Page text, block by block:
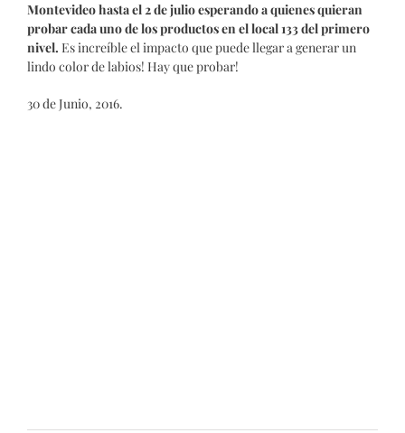
Montevideo hasta el 2 de julio esperando a quienes quieran
probar cada uno de los productos en el local 133 del primero
nivel. Es increíble el impacto que puede llegar a generar un
lindo color de labios! Hay que probar!
30 de Junio, 2016.